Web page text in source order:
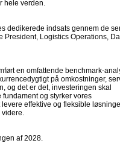
hele verden.
dedikerede indsats gennem de
President, Logistics Operations,
en omfattende benchmark-
på omkostninger,
og det er det, investeringen skal
og styrker vores
effektive og fleksible
videre.
af 2028.